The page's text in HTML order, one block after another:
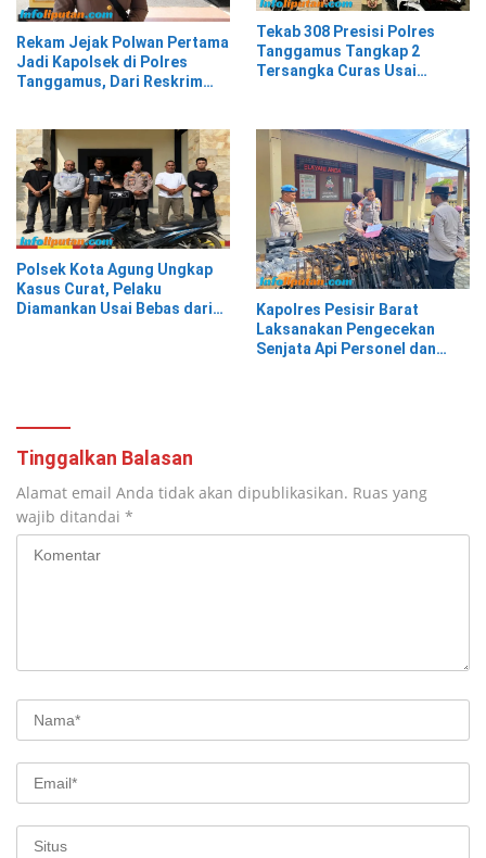
Rekam Jejak Polwan Pertama
Jadi Kapolsek di Polres
Tanggamus, Dari Reskrim
Tekab 308 Presisi Polres
Tanggamus Tangkap 2
Tersangka Curas Usai
Polsek Kota Agung Ungkap
Kasus Curat, Pelaku
Diamankan Usai Bebas dari
Kapolres Pesisir Barat
Laksanakan Pengecekan
Senjata Api Personel dan
Tinggalkan Balasan
Alamat email Anda tidak akan dipublikasikan. Ruas yang
wajib ditandai *